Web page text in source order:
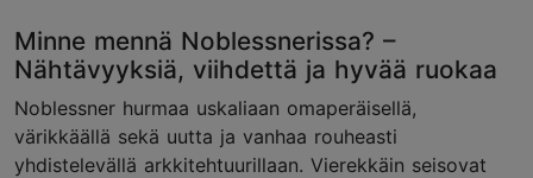
Minne mennä Noblessnerissa? –
Nähtävyyksiä, viihdettä ja hyvää ruokaa
Noblessner hurmaa uskaliaan omaperäisellä,
värikkäällä sekä uutta ja vanhaa rouheasti
yhdistelevällä arkkitehtuurillaan. Vierekkäin seisovat